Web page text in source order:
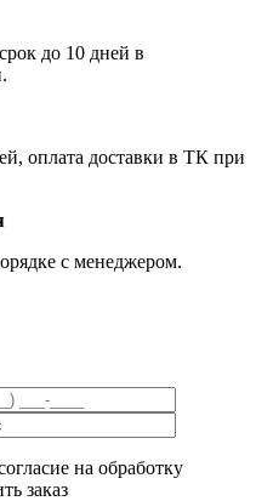
до 10 дней в
оплата доставки в ТК при
с менеджером.
на обработку
заказ